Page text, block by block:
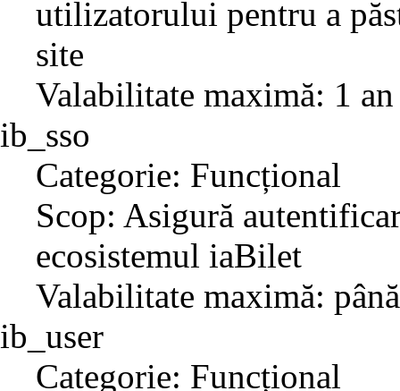
utilizatorului pentru a
site
Valabilitate maximă: 1 an
ib_sso
Categorie: Funcțional
Scop: Asigură
ecosistemul iaBilet
Valabilitate maximă:
ib_user
Categorie: Funcțional